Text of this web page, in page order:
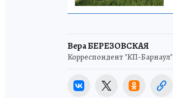
Вера БЕРЕЗОВСКАЯ
Корреспондент "КП-Барнаул"